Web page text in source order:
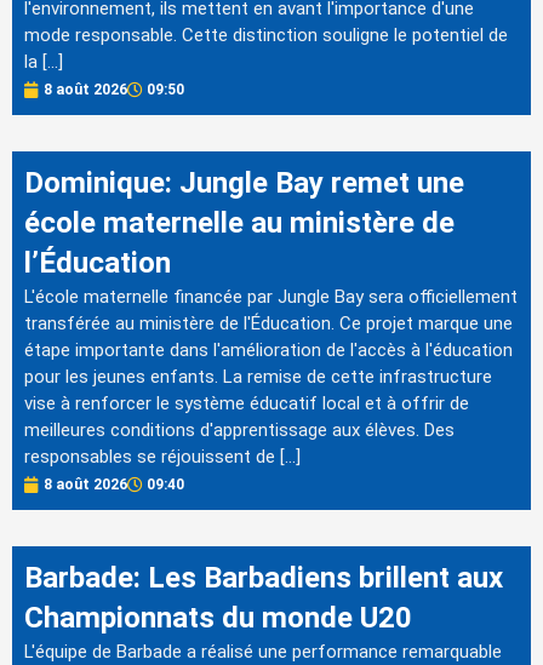
l'environnement, ils mettent en avant l'importance d'une
mode responsable. Cette distinction souligne le potentiel de
la […]
8 août 2026 09:50
Dominique: Jungle Bay remet une
école maternelle au ministère de
l’Éducation
L'école maternelle financée par Jungle Bay sera officiellement
transférée au ministère de l'Éducation. Ce projet marque une
étape importante dans l'amélioration de l'accès à l'éducation
pour les jeunes enfants. La remise de cette infrastructure
vise à renforcer le système éducatif local et à offrir de
meilleures conditions d'apprentissage aux élèves. Des
responsables se réjouissent de […]
8 août 2026 09:40
Barbade: Les Barbadiens brillent aux
Championnats du monde U20
L'équipe de Barbade a réalisé une performance remarquable